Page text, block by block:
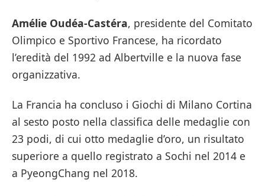
Amélie Oudéa-Castéra, presidente del Comitato
Olimpico e Sportivo Francese, ha ricordato
l’eredità del 1992 ad Albertville e la nuova fase
organizzativa.
La Francia ha concluso i Giochi di Milano Cortina
al sesto posto nella classifica delle medaglie con
23 podi, di cui otto medaglie d’oro, un risultato
superiore a quello registrato a Sochi nel 2014 e
a PyeongChang nel 2018.